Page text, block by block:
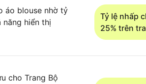
áo blouse nhờ tỷ
hiển thị
Tỷ lệ nhấp
25% trên
cho Trang Bộ